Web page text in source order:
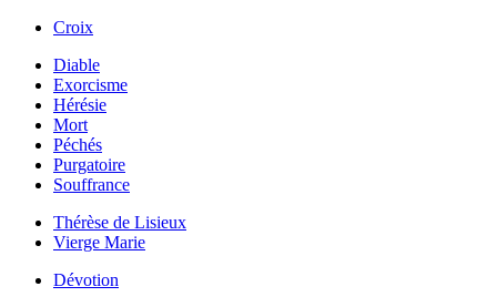
Croix
Diable
Exorcisme
Hérésie
Mort
Péchés
Purgatoire
Souffrance
Thérèse de Lisieux
Vierge Marie
Dévotion